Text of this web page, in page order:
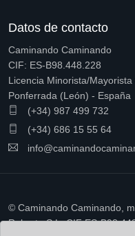
Datos de contacto
Caminando Caminando
CIF: ES-B98.448.228
Licencia Minorista/Mayorista
Ponferrada (León) - España
(+34) 987 499 732
(+34) 686 15 55 64
© Caminando Caminando,
Ruberto S.L. CIF ES-